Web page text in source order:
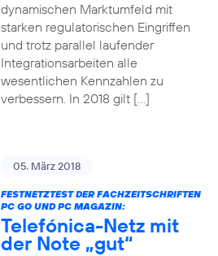
dynamischen Marktumfeld mit
starken regulatorischen Eingriffen
und trotz parallel laufender
Integrationsarbeiten alle
wesentlichen Kennzahlen zu
verbessern. In 2018 gilt […]
05. März 2018
FESTNETZTEST DER FACHZEITSCHRIFTEN
PC GO UND PC MAGAZIN:
Telefónica-Netz mit
der Note „gut“